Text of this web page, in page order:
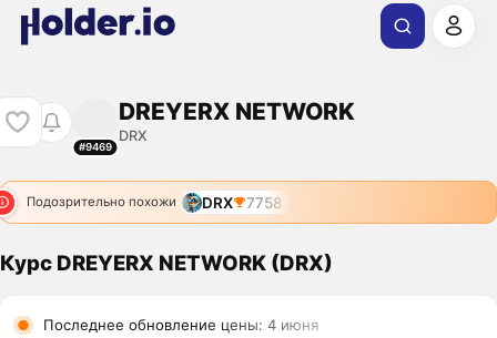
#9469
DREYERX NETWORK
DRX
Подозрительно похожи DRX 7758
Курс DREYERX NETWORK (DRX)
Последнее обновление цены: 4 июня